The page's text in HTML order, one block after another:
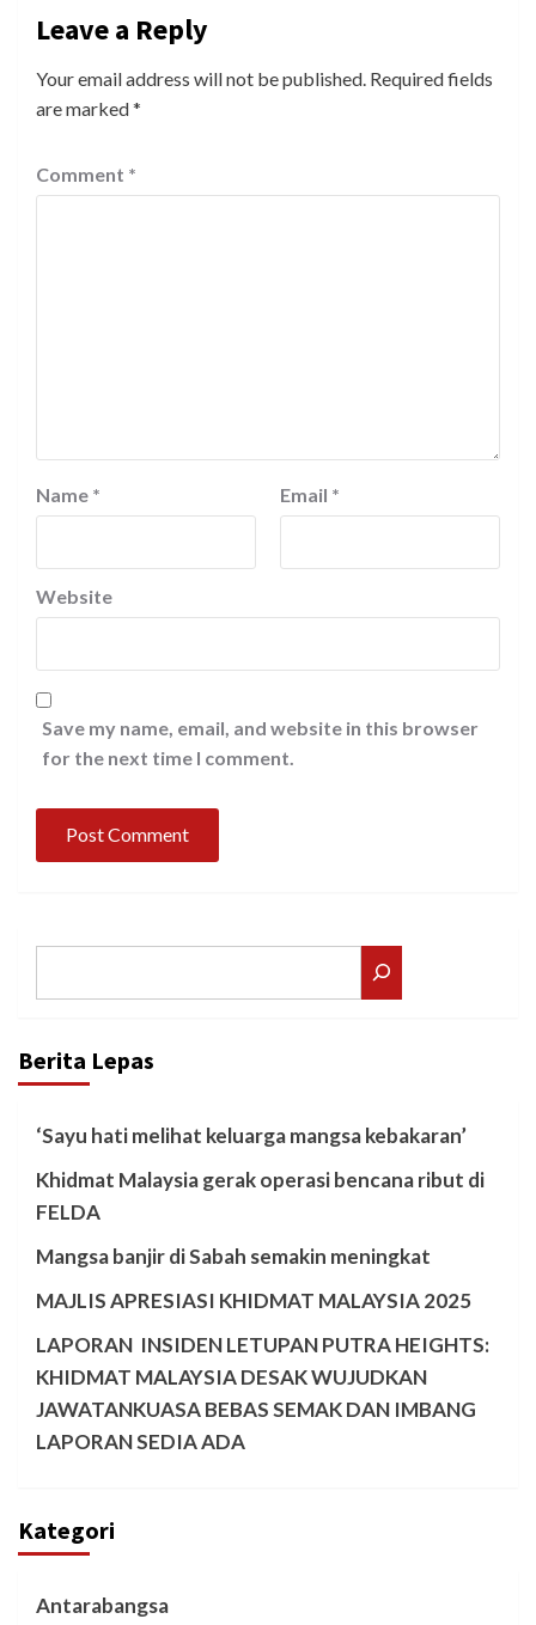
Leave a Reply
Your email address will not be published. Required fields
are marked*
Comment *
Name * Email *
Website
Save my name, email, and website in this browser
for the next time I comment.
Berita Lepas
‘Sayu hati melihat keluarga mangsa kebakaran’
Khidmat Malaysia gerak operasi bencana ribut di
FELDA
Mangsa banjir di Sabah semakin meningkat
MAJLIS APRESIASI KHIDMAT MALAYSIA 2025
LAPORAN INSIDEN LETUPAN PUTRA HEIGHTS:
KHIDMAT MALAYSIA DESAK WUJUDKAN
JAWATANKUASA BEBAS SEMAK DAN IMBANG
LAPORAN SEDIA ADA
Kategori
Antarabangsa